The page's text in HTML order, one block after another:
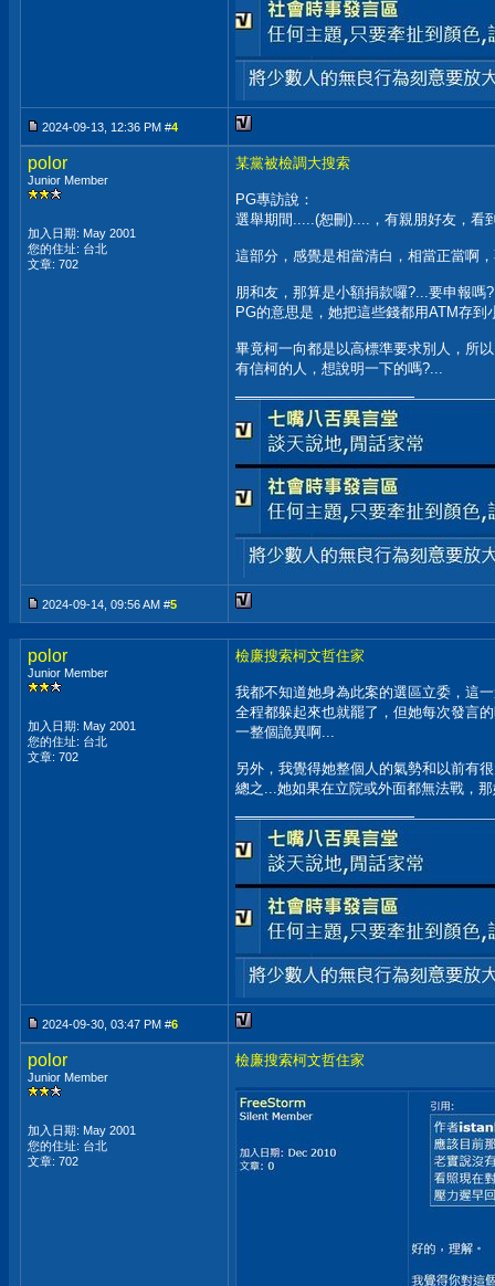
2024-09-13, 12:36 PM #4
polor
Junior Member
加入日期: May 2001
您的住址: 台北
文章: 702
某黨被檢調大搜索
PG專訪說：
選舉期間.....(恕刪)....，有親朋好友，看
這部分，感覺是相當清白，相當正當啊
朋和友，那算是小額捐款囉?...要申報嗎?
PG的意思是，她把這些錢都用ATM存到
畢竟柯一向都是以高標準要求別人，所
有信柯的人，想說明一下的嗎?...
2024-09-14, 09:56 AM #5
polor
Junior Member
加入日期: May 2001
您的住址: 台北
文章: 702
檢廉搜索柯文哲住家
我都不知道她身為此案的選區立委，這
全程都躲起來也就罷了，但她每次發言
一整個詭異啊...
另外，我覺得她整個人的氣勢和以前有
總之...她如果在立院或外面都無法戰，
2024-09-30, 03:47 PM #6
polor
Junior Member
加入日期: May 2001
您的住址: 台北
文章: 702
檢廉搜索柯文哲住家